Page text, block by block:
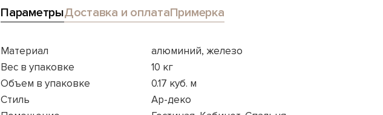
ПараметрыДоставка и оплатаПримерка
Материал
алюминий, железо
Вес в упаковке
10 кг
Объем в упаковке
0.17 куб. м
Стиль
Ар-деко